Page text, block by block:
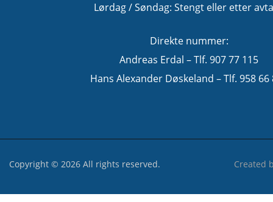
Lørdag / Søndag: Stengt eller etter
Direkte nummer:
Andreas Erdal – Tlf. 907 77 115
Hans Alexander Døskeland – Tlf. 958 66
Copyright © 2026 All rights reserved. Created